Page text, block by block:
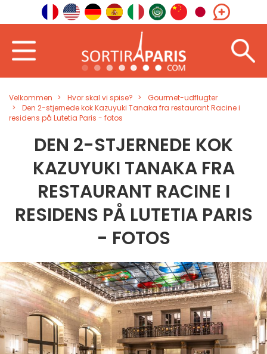
Velkommen Hvor skal vi spise?
Gourmet-udflugter
Den 2-stjernede kok Kazuyuki Tanaka fra restaurant Racine i
residens på Lutetia Paris - fotos
DEN 2-STJERNEDE KOK
KAZUYUKI TANAKA FRA
RESTAURANT RACINE I
RESIDENS PÅ LUTETIA PARIS
- FOTOS